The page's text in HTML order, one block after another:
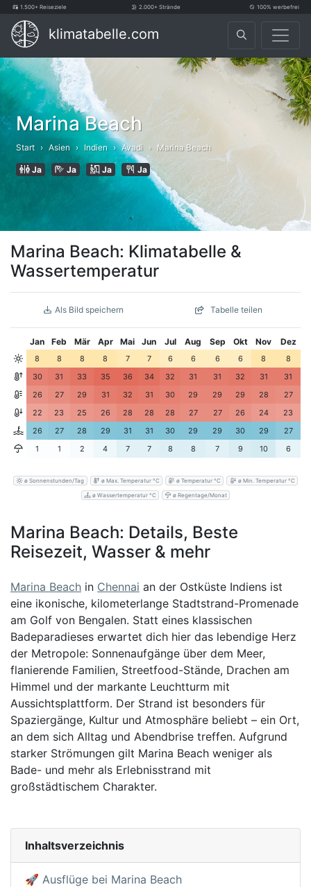
1.500+ Reiseziele 2.000+ Strände 100% werbefrei
klimatabelle.com
Marina Beach
Start Asien Indien Avadi Marina Beach
Ja Ja Ja Ja
Marina Beach: Klimatabelle &
Wassertemperatur
Als Bild speichern Tabelle teilen
Jan Feb Mär Apr Mai Jun Jul Aug Sep Okt Nov Dez
8 8 8 8 7 7 6 6 6 6 8
8
30
31 33 35 36 34 32 31 31 32 31
31
26
27 29 31 32 31 30 29 29 29 28
27
22
23 25 26 28 28 28 27 27 26 24
23
26
27 28 29 31 31 30 29 29 30 29
27
1
1 2 4 7 7 8 8 7 9 10 6
ø Sonnenstunden/Tag ø Max. Temperatur °C ø Temperatur °C ø Min. Temperatur °C
ø Wassertemperatur °C ø Regentage/Monat
Marina Beach: Details, Beste
Reisezeit, Wasser & mehr
Marina Beach in Chennai an der Ostküste Indiens ist
eine ikonische, kilometerlange Stadtstrand-Promenade
am Golf von Bengalen. Statt eines klassischen
Badeparadieses erwartet dich hier das lebendige Herz
der Metropole: Sonnenaufgänge über dem Meer,
flanierende Familien, Streetfood-Stände, Drachen am
Himmel und der markante Leuchtturm mit
Aussichtsplattform. Der Strand ist besonders für
Spaziergänge, Kultur und Atmosphäre beliebt – ein Ort,
an dem sich Alltag und Abendbrise treffen. Aufgrund
starker Strömungen gilt Marina Beach weniger als
Bade- und mehr als Erlebnisstrand mit
großstädtischem Charakter.
Inhaltsverzeichnis
🚀 Ausflüge bei Marina Beach